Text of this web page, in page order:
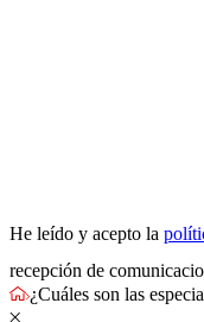
He leído y acepto la
recepción de
¿Cuáles son las